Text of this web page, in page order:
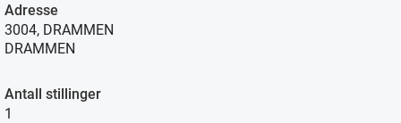
Adresse
3004, DRAMMEN
DRAMMEN
Antall stillinger
1